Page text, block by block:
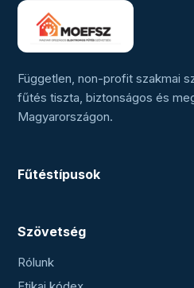
Független, non-profit szakmai
fűtés tiszta, biztonságos és
Magyarországon.
Fűtéstípusok
Szövetség
Rólunk